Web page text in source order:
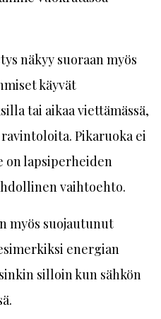
näkyy suoraan myös
käyvät
tai aikaa viettämässä,
Pikaruoka ei
on lapsiperheiden
vaihtoehto.
myös suojautunut
energian
silloin kun sähkön